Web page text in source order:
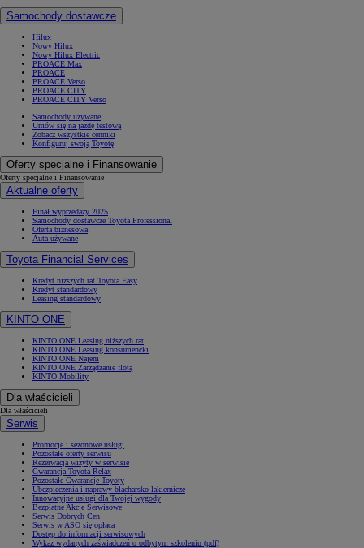
Samochody dostawcze
Hilux
Nowy Hilux
Nowy Hilux Electric
PROACE Max
PROACE
PROACE Verso
PROACE CITY
PROACE CITY Verso
Samochody używane
Umów się na jazdę testową
Zobacz wszystkie cenniki
Konfiguruj swoją Toyotę
Oferty specjalne i Finansowanie
Oferty specjalne i Finansowanie
Aktualne oferty
Finał wyprzedaży 2025
Samochody dostawcze Toyota Professional
Oferta biznesowa
Auta używane
Toyota Financial Services
Kredyt niższych rat Toyota Easy
Kredyt standardowy
Leasing standardowy
KINTO ONE
KINTO ONE Leasing niższych rat
KINTO ONE Leasing konsumencki
KINTO ONE Najem
KINTO ONE Zarządzanie flotą
KINTO Mobility
Dla właścicieli
Dla właścicieli
Serwis
Promocje i sezonowe usługi
Pozostałe oferty serwisu
Rezerwacja wizyty w serwisie
Gwarancja Toyota Relax
Pozostałe Gwarancje Toyoty
Ubezpieczenia i naprawy blacharsko-lakiernicze
Innowacyjne usługi dla Twojej wygody
Bezpłatne Akcje Serwisowe
Serwis Dobrych Cen
Serwis w ASO się opłaca
Dostęp do informacji serwisowych
Wykaz wydanych zaświadczeń o odbytym szkoleniu (pdf)